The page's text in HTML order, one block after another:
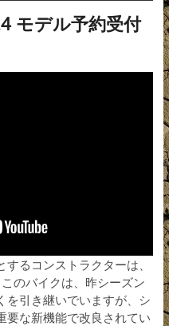
モデル予約受付
るコンストラクターは、
のバイクは、昨シーズン
を引き継いでいますが、シ
要な新機能で改良されてい